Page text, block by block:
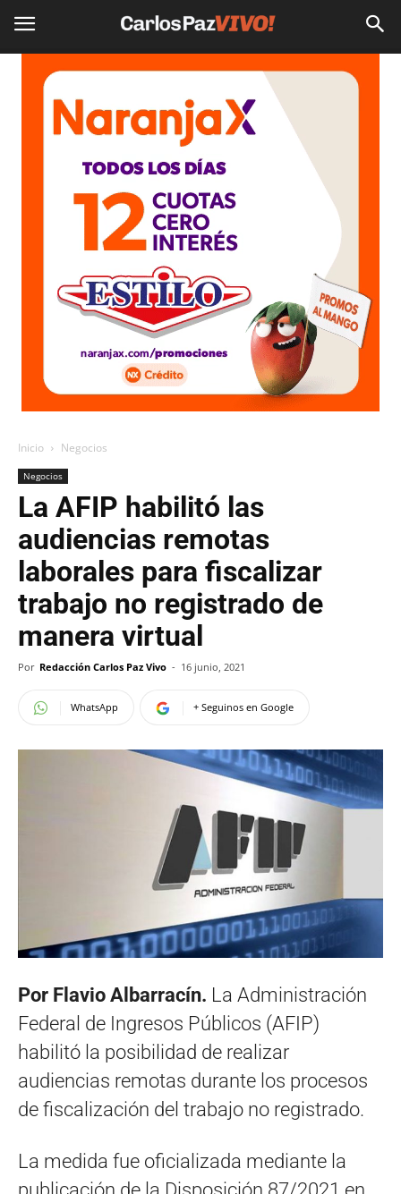
Inicio Negocios
Negocios
La AFIP habilitó las
audiencias remotas
laborales para fiscalizar
trabajo no registrado de
manera virtual
Por Redacción Carlos Paz Vivo - 16 junio, 2021
WhatsApp + Seguinos en Google
Por Flavio Albarracín. La Administración
Federal de Ingresos Públicos (AFIP)
habilitó la posibilidad de realizar
audiencias remotas durante los procesos
de fiscalización del trabajo no registrado.
La medida fue oficializada mediante la